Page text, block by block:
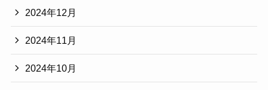
2024年12月
2024年11月
2024年10月